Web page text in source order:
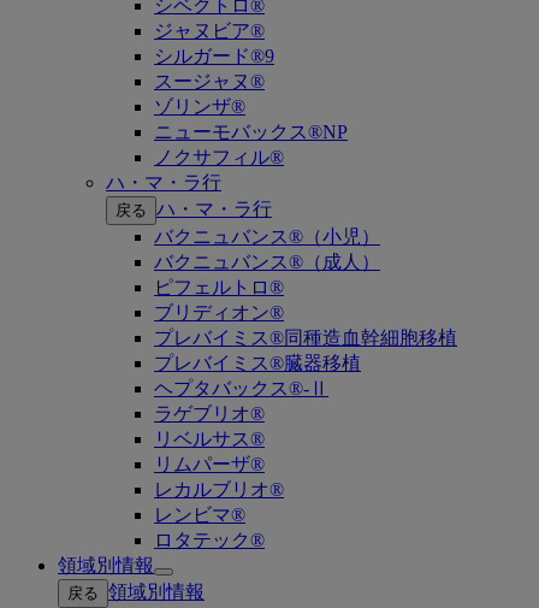
シベクトロ®
ジャヌビア®
シルガード®9
スージャヌ®
ゾリンザ®
ニューモバックス®NP
ノクサフィル®
ハ・マ・ラ行
戻る ハ・マ・ラ行
バクニュバンス®（小児）
バクニュバンス®（成人）
ピフェルトロ®
ブリディオン®
プレバイミス®同種造血幹細胞移植
プレバイミス®臓器移植
ヘプタバックス®-Ⅱ
ラゲブリオ®
リベルサス®
リムパーザ®
レカルブリオ®
レンビマ®
ロタテック®
領域別情報
Open
submenu
戻る 領域別情報